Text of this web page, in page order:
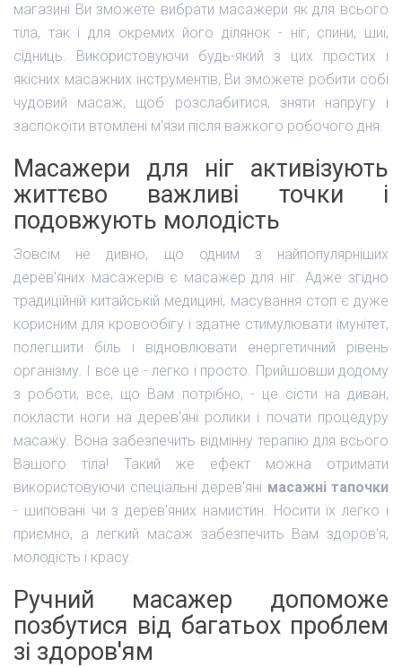
магазині Ви зможете вибрати масажери як для всього
тіла, так і для окремих його ділянок - ніг, спини, шиї,
сідниць. Використовуючи будь-який з цих простих і
якісних масажних інструментів, Ви зможете робити собі
чудовий масаж, щоб розслабитися, зняти напругу і
заспокоїти втомлені м'язи після важкого робочого дня.
Масажери для ніг активізують
життєво важливі точки і
подовжують молодість
Зовсім не дивно, що одним з найпопулярніших
дерев'яних масажерів є масажер для ніг. Адже згідно
традиційній китайській медицині, масування стоп є дуже
корисним для кровообігу і здатне стимулювати імунітет,
полегшити біль і відновлювати енергетичний рівень
організму. І все це - легко і просто. Прийшовши додому
з роботи, все, що Вам потрібно, - це сісти на диван,
покласти ноги на дерев'яні ролики і почати процедуру
масажу. Вона забезпечить відмінну терапію для всього
Вашого тіла! Такий же ефект можна отримати
використовуючи спеціальні дерев'яні масажні тапочки
- шиповані чи з дерев'яних намистин. Носити їх легко і
приємно, а легкий масаж забезпечить Вам здоров'я,
молодість і красу.
Ручний масажер допоможе
позбутися від багатьох проблем
зі здоров'ям